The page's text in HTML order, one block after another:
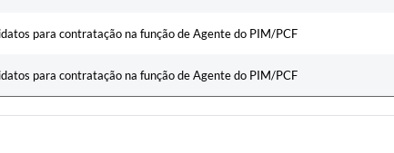
para contratação na função de Agente do PIM/PCF
para contratação na função de Agente do PIM/PCF